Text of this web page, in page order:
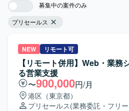
募集中の案件のみ
プリセールス
NEW リモート可
【リモート併用】Web・業務
る営業支援
〜900,000円/月
港区（東京都）
プリセールス(業務委託・フリ